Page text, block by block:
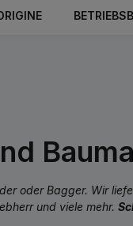
oder Bagger. Wir
und viele mehr.